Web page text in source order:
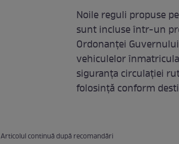
Noile reguli propuse
sunt incluse într-un
Ordonanței
vehiculelor
siguranța circulației
folosință conform
Articolul continuă după recomandări